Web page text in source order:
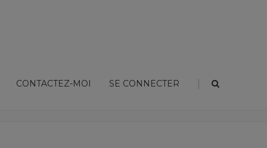
CONTACTEZ-MOI SE CONNECTER
Home Sin categoría La fabuleuse histoire du Louvre